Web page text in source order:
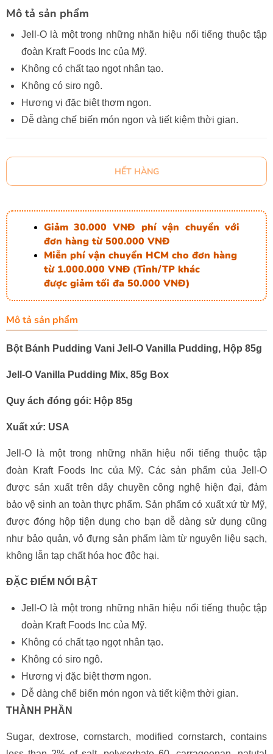
Mô tả sản phẩm
Jell-O là một trong những nhãn hiệu nổi tiếng thuộc tập
đoàn Kraft Foods Inc của Mỹ.
Không có chất tạo ngọt nhân tạo.
Không có siro ngô.
Hương vị đặc biệt thơm ngon.
Dễ dàng chế biến món ngon và tiết kiệm thời gian.
HẾT HÀNG
Giảm 30.000 VNĐ phí vận chuyển với
đơn hàng từ 500.000 VNĐ
Miễn phí vận chuyển HCM cho đơn hàng
từ 1.000.000 VNĐ (Tỉnh/TP khác
được giảm tối đa 50.000 VNĐ)
Mô tả sản phẩm
Bột Bánh Pudding Vani Jell-O Vanilla Pudding, Hộp 85g
Jell-O Vanilla Pudding Mix, 85g Box
Quy ách đóng gói: Hộp 85g
Xuất xứ: USA
Jell-O là một trong những nhãn hiệu nổi tiếng thuộc tập
đoàn Kraft Foods Inc của Mỹ. Các sản phẩm của Jell-O
được sản xuất trên dây chuyền công nghệ hiện đại, đảm
bảo vệ sinh an toàn thực phẩm. Sản phẩm có xuất xứ từ Mỹ,
được đóng hộp tiện dụng cho bạn dễ dàng sử dụng cũng
như bảo quản, vỏ đựng sản phẩm làm từ nguyên liệu sạch,
không lẫn tạp chất hóa học độc hại.
ĐẶC ĐIỂM NỔI BẬT
Jell-O là một trong những nhãn hiệu nổi tiếng thuộc tập
đoàn Kraft Foods Inc của Mỹ.
Không có chất tạo ngọt nhân tạo.
Không có siro ngô.
Hương vị đặc biệt thơm ngon.
Dễ dàng chế biến món ngon và tiết kiệm thời gian.
THÀNH PHẦN
Sugar, dextrose, cornstarch, modified cornstarch, contains